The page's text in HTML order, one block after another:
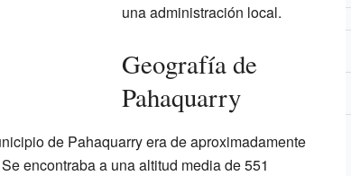
una administración local.
Geografía de
Pahaquarry
de Pahaquarry era de aproximadamente
encontraba a una altitud media de 551